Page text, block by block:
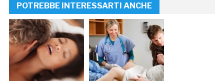
POTREBBE INTERESSARTI ANCHE